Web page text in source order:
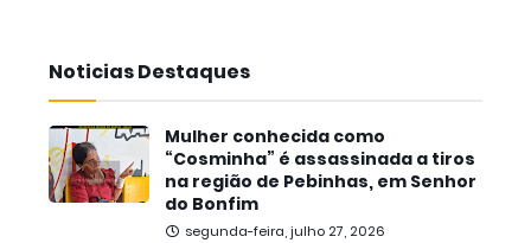
Noticias Destaques
Mulher conhecida como
“Cosminha” é assassinada a tiros
na região de Pebinhas, em Senhor
do Bonfim
segunda-feira, julho 27, 2026